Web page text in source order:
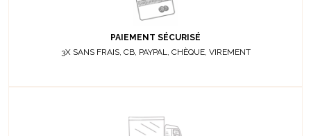
PAIEMENT SÉCURISÉ
3X SANS FRAIS, CB, PAYPAL, CHÈQUE, VIREMENT